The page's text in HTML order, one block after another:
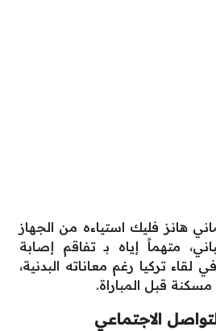
هانز فليك استياءه من الجهاز
متهماً إياه بـ تفاقم إصابة
لقاء تركيا رغم معاناته البدنية،
قبل المباراة.
الاجتماعي